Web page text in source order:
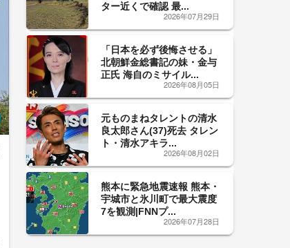
ター近くで確認 最...
2026年07月29日
「日本を必ず後悔させる」
北朝鮮金総書記の妹・金与
正氏 海自のミサイル...
2026年08月05日
元ものまねタレントの清水
良太郎さん(37)死去 タレン
ト・清水アキラ...
2026年08月02日
熊本に緊急地震速報 熊本・
宇城市と氷川町で最大震度
7を観測|FNNプ...
2026年07月28日